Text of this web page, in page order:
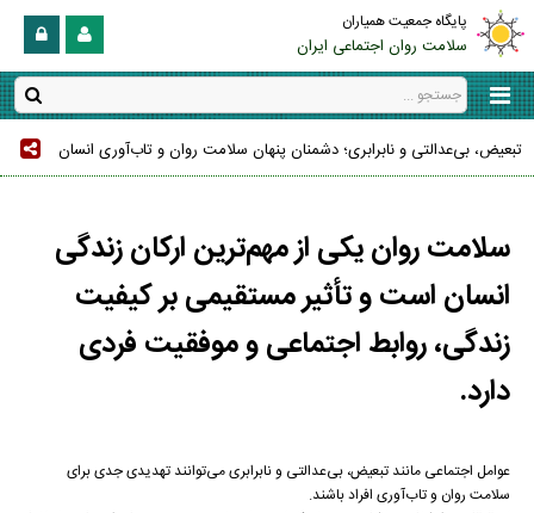
پایگاه جمعیت همیاران
سلامت روان اجتماعی ایران
تبعیض، بی‌عدالتی و نابرابری؛ دشمنان پنهان سلامت روان و تاب‌آوری انسان
سلامت روان یکی از مهم‌ترین ارکان زندگی
انسان است و تأثیر مستقیمی بر کیفیت
زندگی، روابط اجتماعی و موفقیت فردی
دارد.
عوامل اجتماعی مانند تبعیض، بی‌عدالتی و نابرابری می‌توانند تهدیدی جدی برای
سلامت روان و تاب‌آوری افراد باشند.